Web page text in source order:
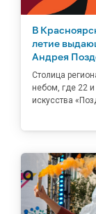
В
летие
Андрея
Столица
небом, где 22
искусства